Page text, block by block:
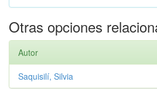
Otras opciones
Autor
Saquisilí, Silvia